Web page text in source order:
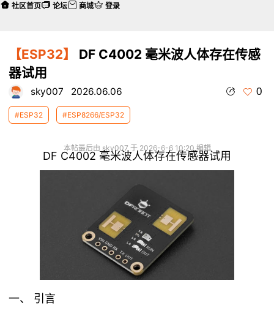
【ESP32】
DF C4002 毫米波人体存在传感
器试用
sky007 2026.06.06 0
#ESP32 #ESP8266/ESP32
本帖最后由 sky007 于 2026-6-6 10:20 编辑
DF C4002 毫米波人体存在传感器试用
一、 引言
社区首页 论坛 商城 登录